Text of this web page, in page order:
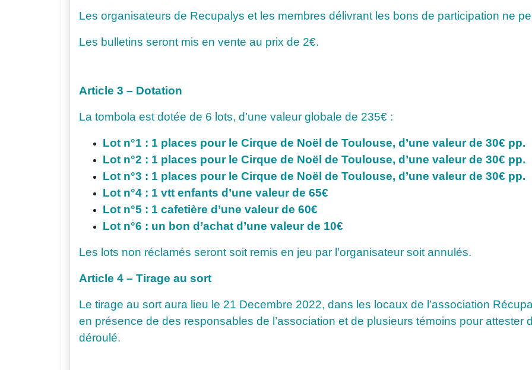
Les organisateurs de Recupalys et les membres délivrant les bons de participation ne
Les bulletins seront mis en vente au prix de 2€.
Article 3 – Dotation
La tombola est dotée de 6 lots, d’une valeur globale de 235€ :
Lot n°1 : 1 places pour le Cirque de Noël de Toulouse, d’une valeur de 30€ pp.
Lot n°2 : 1 places pour le Cirque de Noël de Toulouse, d’une valeur de 30€ pp.
Lot n°3 : 1 places pour le Cirque de Noël de Toulouse, d’une valeur de 30€ pp.
Lot n°4 : 1 vtt enfants d’une valeur de 65€
Lot n°5 : 1 cafetière d’une valeur de 60€
Lot n°6 : un bon d’achat d’une valeur de 10€
Les lots non réclamés seront soit remis en jeu par l’organisateur soit annulés.
Article 4 – Tirage au sort
Le tirage au sort aura lieu le 21 Decembre 2022, dans les locaux de l’association
en présence de des responsables de l’association et de plusieurs témoins pour attester
déroulé.